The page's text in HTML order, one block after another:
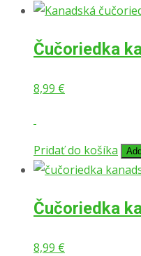
Čučoriedka
8,99 €
Pridať do košíka
Čučoriedka
8,99 €